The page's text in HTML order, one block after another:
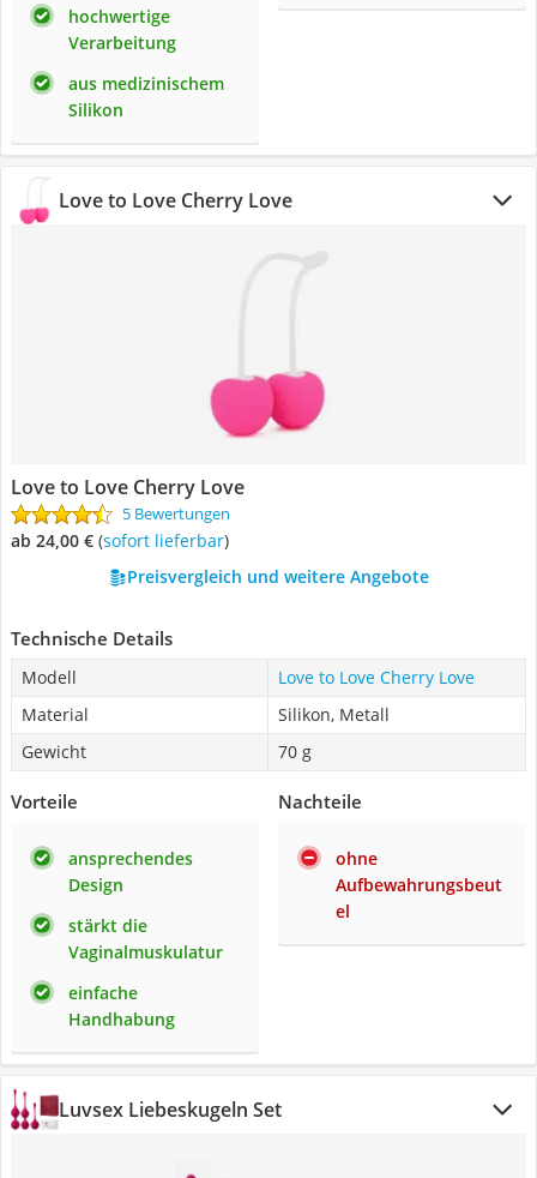
hochwertige
Verarbeitung
aus medizinischem
Silikon
Love to Love Cherry Love
Love to Love Cherry Love
5 Bewertungen
ab 24,00 € ( Sofort lieferbar)
Preisvergleich und weitere Angebote
Technische Details
Modell
Love to Love Cherry Love
Material
Silikon, Metall
Gewicht
70 g
Vorteile
ansprechendes
Design
stärkt die
Vaginalmuskulatur
einfache
Handhabung
Nachteile
ohne
Aufbewahrungsbeut
el
Luvsex Liebeskugeln Set